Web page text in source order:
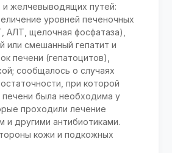
и желчевыводящих путей:
уровней печеночных
АЛТ, щелочная фосфатаза),
или смешанный гепатит и
печени (гепатоцитов),
сообщалось о случаях
при которой
печени была необходима у
проходили лечение
и другими антибиотиками.
кожи и подкожных